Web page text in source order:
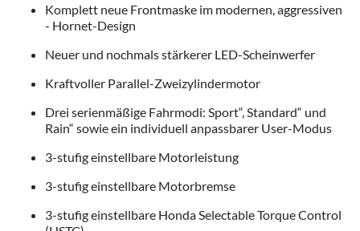
Komplett neue Frontmaske im modernen, aggressiven
- Hornet-Design
Neuer und nochmals stärkerer LED-Scheinwerfer
Kraftvoller Parallel-Zweizylindermotor
Drei serienmäßige Fahrmodi: Sport“, Standard“ und
Rain“ sowie ein individuell anpassbarer User-Modus
3-stufig einstellbare Motorleistung
3-stufig einstellbare Motorbremse
3-stufig einstellbare Honda Selectable Torque Control